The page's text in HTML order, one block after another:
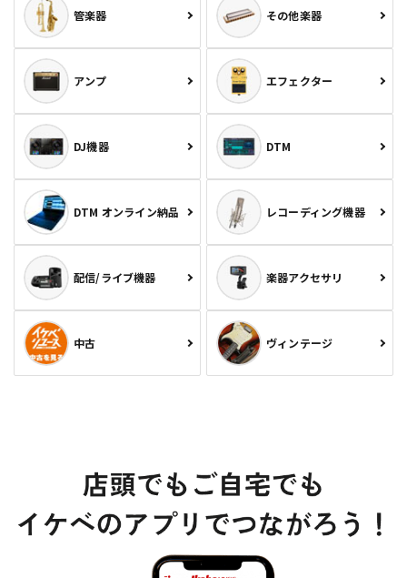
管楽器 その他楽器
アンプ エフェクター
DJ機器 DTM
DTM オンライン納品 レコーディング機器
配信/ライブ機器 楽器アクセサリ
中古 ヴィンテージ